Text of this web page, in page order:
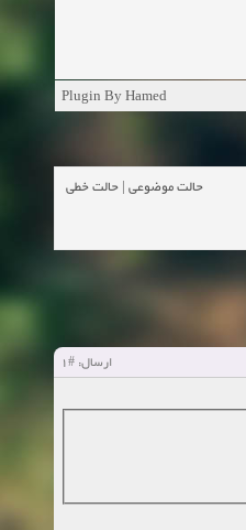
Plugin By Hamed
حالت موضوعی حالت خطی
ارسال: #1